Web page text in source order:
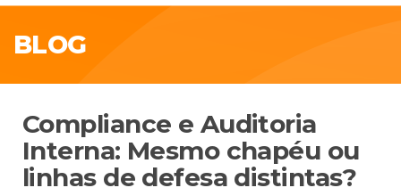
BLOG
Compliance e Auditoria
Interna: Mesmo chapéu ou
linhas de defesa distintas?